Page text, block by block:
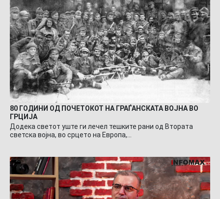
80 ГОДИНИ ОД ПОЧЕТОКОТ НА ГРАЃАНСКАТА ВОЈНА ВО
ГРЦИЈА
Додека светот уште ги лечел тешките рани од Втората
светска војна, во срцето на Европа,…